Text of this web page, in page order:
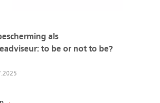
als
to be or not to be?